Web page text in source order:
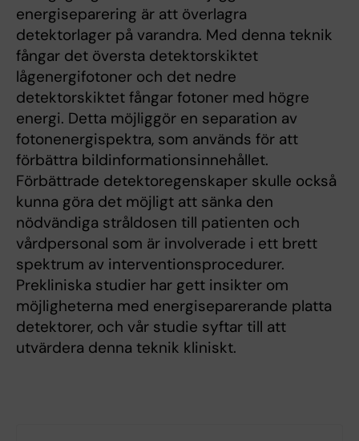
energiseparering är att överlagra
detektorlager på varandra. Med denna teknik
fångar det översta detektorskiktet
lågenergifotoner och det nedre
detektorskiktet fångar fotoner med högre
energi. Detta möjliggör en separation av
fotonenergispektra, som används för att
förbättra bildinformationsinnehållet.
Förbättrade detektoregenskaper skulle också
kunna göra det möjligt att sänka den
nödvändiga stråldosen till patienten och
vårdpersonal som är involverade i ett brett
spektrum av interventionsprocedurer.
Prekliniska studier har gett insikter om
möjligheterna med energiseparerande platta
detektorer, och vår studie syftar till att
utvärdera denna teknik kliniskt.